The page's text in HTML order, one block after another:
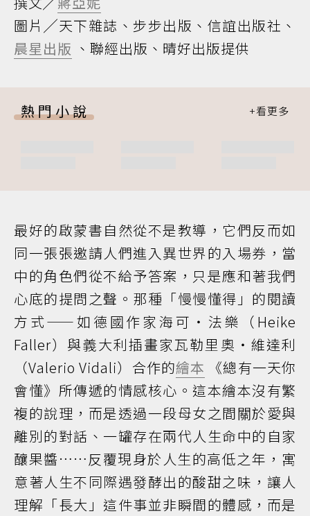
圖片╱天下雜誌、步步出版、信誼出版社、
晨星出版 、聯經出版、晴好出版提供
熱門小說
最好的啟蒙書自然從不是教導，它們反而如
同一張張邀請人們進入異世界的入場券，當
中的角色們從不給予答案，只是應和著我們
心底的提問之聲。那種「慢慢懂得」的閱讀
方式——如德國作家海可‧法樂（Heike
Faller）與義大利插畫家瓦勒里奧‧維達利
（Valerio Vidali）合作的繪本 《總有一天你
會懂》所傳遞的情感核心。這本繪本沒有繁
複的說理，而是透過一段母女之間關於愛與
離別的對話、一罐存在兩代人生命中的自家
釀果醬……反覆現身於人生的高低之年，寓
意著人生不同際遇發酵出的酸甜之味，讓人
理解「長大」這件事並非瞬間的體感，而是